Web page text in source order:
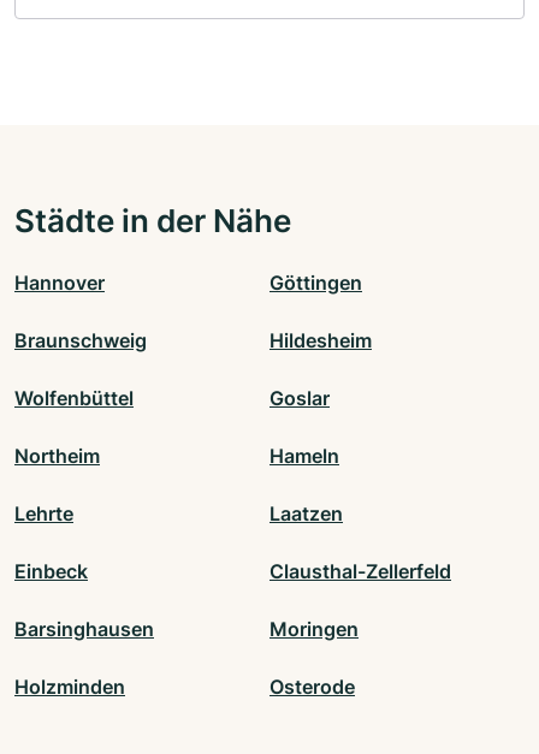
Städte in der Nähe
Hannover Göttingen
Braunschweig Hildesheim
Wolfenbüttel Goslar
Northeim Hameln
Lehrte Laatzen
Einbeck Clausthal-Zellerfeld
Barsinghausen Moringen
Holzminden Osterode